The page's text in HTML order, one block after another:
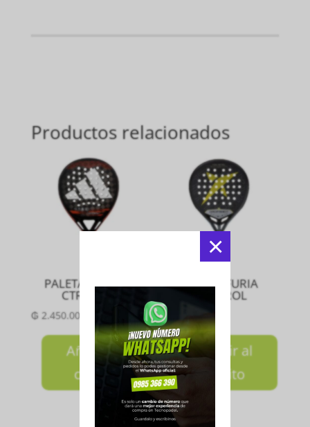
×
Productos relacionados
PALETA CROSS IT
CTRL 2024
₲2.450.000
Añadir al
carrito
PALETA FURIA
CONTROL
₲ 2.550.000
Añadir al
carrito